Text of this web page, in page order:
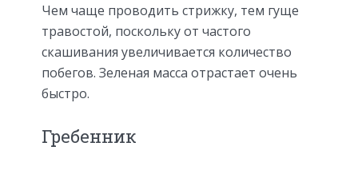
Чем чаще проводить стрижку, тем гуще
травостой, поскольку от частого
скашивания увеличивается количество
побегов. Зеленая масса отрастает очень
быстро.
Гребенник